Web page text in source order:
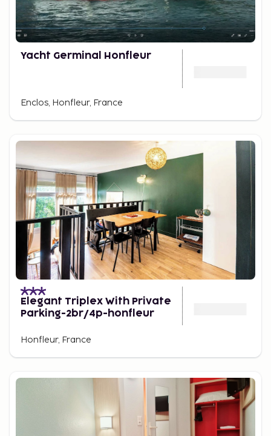
Yacht Germinal Honfleur
Enclos, Honfleur, France
Elegant Triplex With Private
Parking-2br/4p-honfleur
Honfleur, France